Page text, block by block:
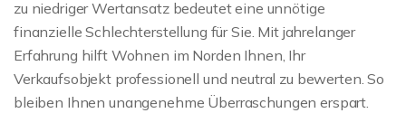
zu niedriger Wertansatz bedeutet eine unnötige
finanzielle Schlechterstellung für Sie. Mit jahrelanger
Erfahrung hilft Wohnen im Norden Ihnen, Ihr
Verkaufsobjekt professionell und neutral zu bewerten. So
bleiben Ihnen unangenehme Überraschungen erspart.